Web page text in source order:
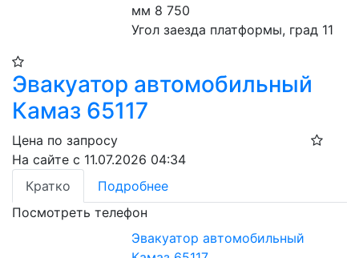
мм 8 750
Угол заезда платформы, град 11
Эвакуатор автомобильный
Камаз 65117
Цена по запросу
На сайте с 11.07.2026 04:34
Кратко
Подробнее
Посмотреть телефон
Эвакуатор автомобильный